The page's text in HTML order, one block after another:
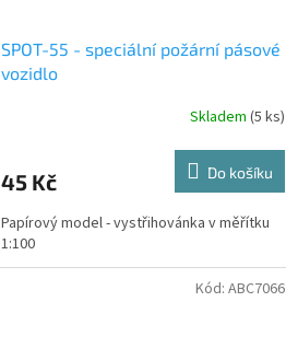
SPOT-55 - speciální požární pásové
vozidlo
Skladem (5 ks)
45 Kč Do košíku
Papírový model - vystřihovánka v měřítku
1:100
Kód: ABC7066